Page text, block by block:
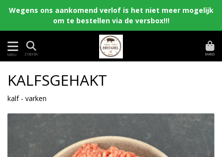
Wegens ons aankomend verlof is het niet meer mogelijk
om te bestellen via de versbox!!!
MENU ZOEKEN MAND
KALFSGEHAKT
kalf - varken